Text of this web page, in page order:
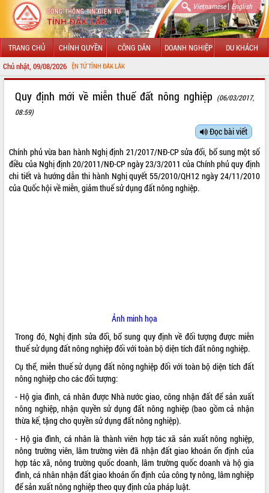
Vietnamese| English
TRANG CHỦ CHÍNH QUYỀN CÔNG DÂN DOANH NGHIỆP DU KHÁCH
Chủ nhật, 09/08/2026
TIN ĐIỆN TỬ TỈNH ĐẮK LẮK
LÃNH ĐẠO UBND TỈNH
SỞ, BAN, NGÀNH
UBND CÁC XÃ, PHƯỜNG
Quy định mới về miễn thuế đất nông nghiệp (06/03/2017,
08:59)
Đọc bài viết
Chính phủ vừa ban hành Nghị định 21/2017/NĐ-CPsửa đổi, bổ sung một số
điều của Nghị định 20/2011/NĐ-CP ngày 23/3/2011 của Chính phủ quy định
chi tiết và hướng dẫn thi hành Nghị quyết 55/2010/QH12 ngày 24/11/2010
của Quốc hội về miễn, giảm thuế sử dụng đất nông nghiệp.
Ảnh minh họa
Trong đó, Nghị định sửa đổi, bổ sung quy định về đối tượng được miễn
thuế sử dụng đất nông nghiệp đối với toàn bộ diện tích đất nông nghiệp.
Cụ thể, miễn thuế sử dụng đất nông nghiệp đối với toàn bộ diện tích đất
nông nghiệp cho các đối tượng:
- Hộ gia đình, cá nhân được Nhà nước giao, công nhận đất để sản xuất
nông nghiệp, nhận quyền sử dụng đất nông nghiệp (bao gồm cả nhận
thừa kế, tặng cho quyền sử dụng đất nông nghiệp).
- Hộ gia đình, cá nhân là thành viên hợp tác xã sản xuất nông nghiệp,
nông trường viên, lâm trường viên đã nhận đất giao khoán ổn định của
hợp tác xã, nông trường quốc doanh, lâm trường quốc doanh và hộ gia
đình, cá nhân nhận đất giao khoán ổn định của công ty nông, lâm nghiệp
để sản xuất nông nghiệp theo quy định của pháp luật.